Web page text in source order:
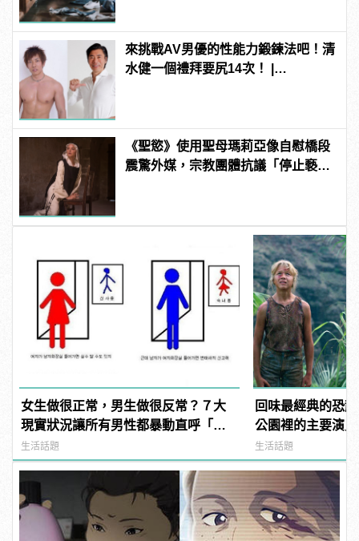
來挑戰AV男優的性能力鍛鍊法吧！清
水健一個禮拜要尻14次！ |
《聖慾》使用聖母瑪莉亞像自慰橋段
震驚外媒，宗教團體抗議「停止褻
女生做很正常，男生做很反常？７大
現實狀況讓所有男性都暴動直呼「不
公平」！
生活話題
回味最經典的恐
公園裡的主要演
生活話題